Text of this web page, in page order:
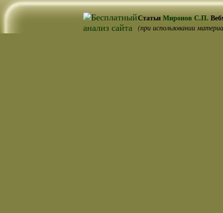
СтатьиМиронов С.П.
(при использовании